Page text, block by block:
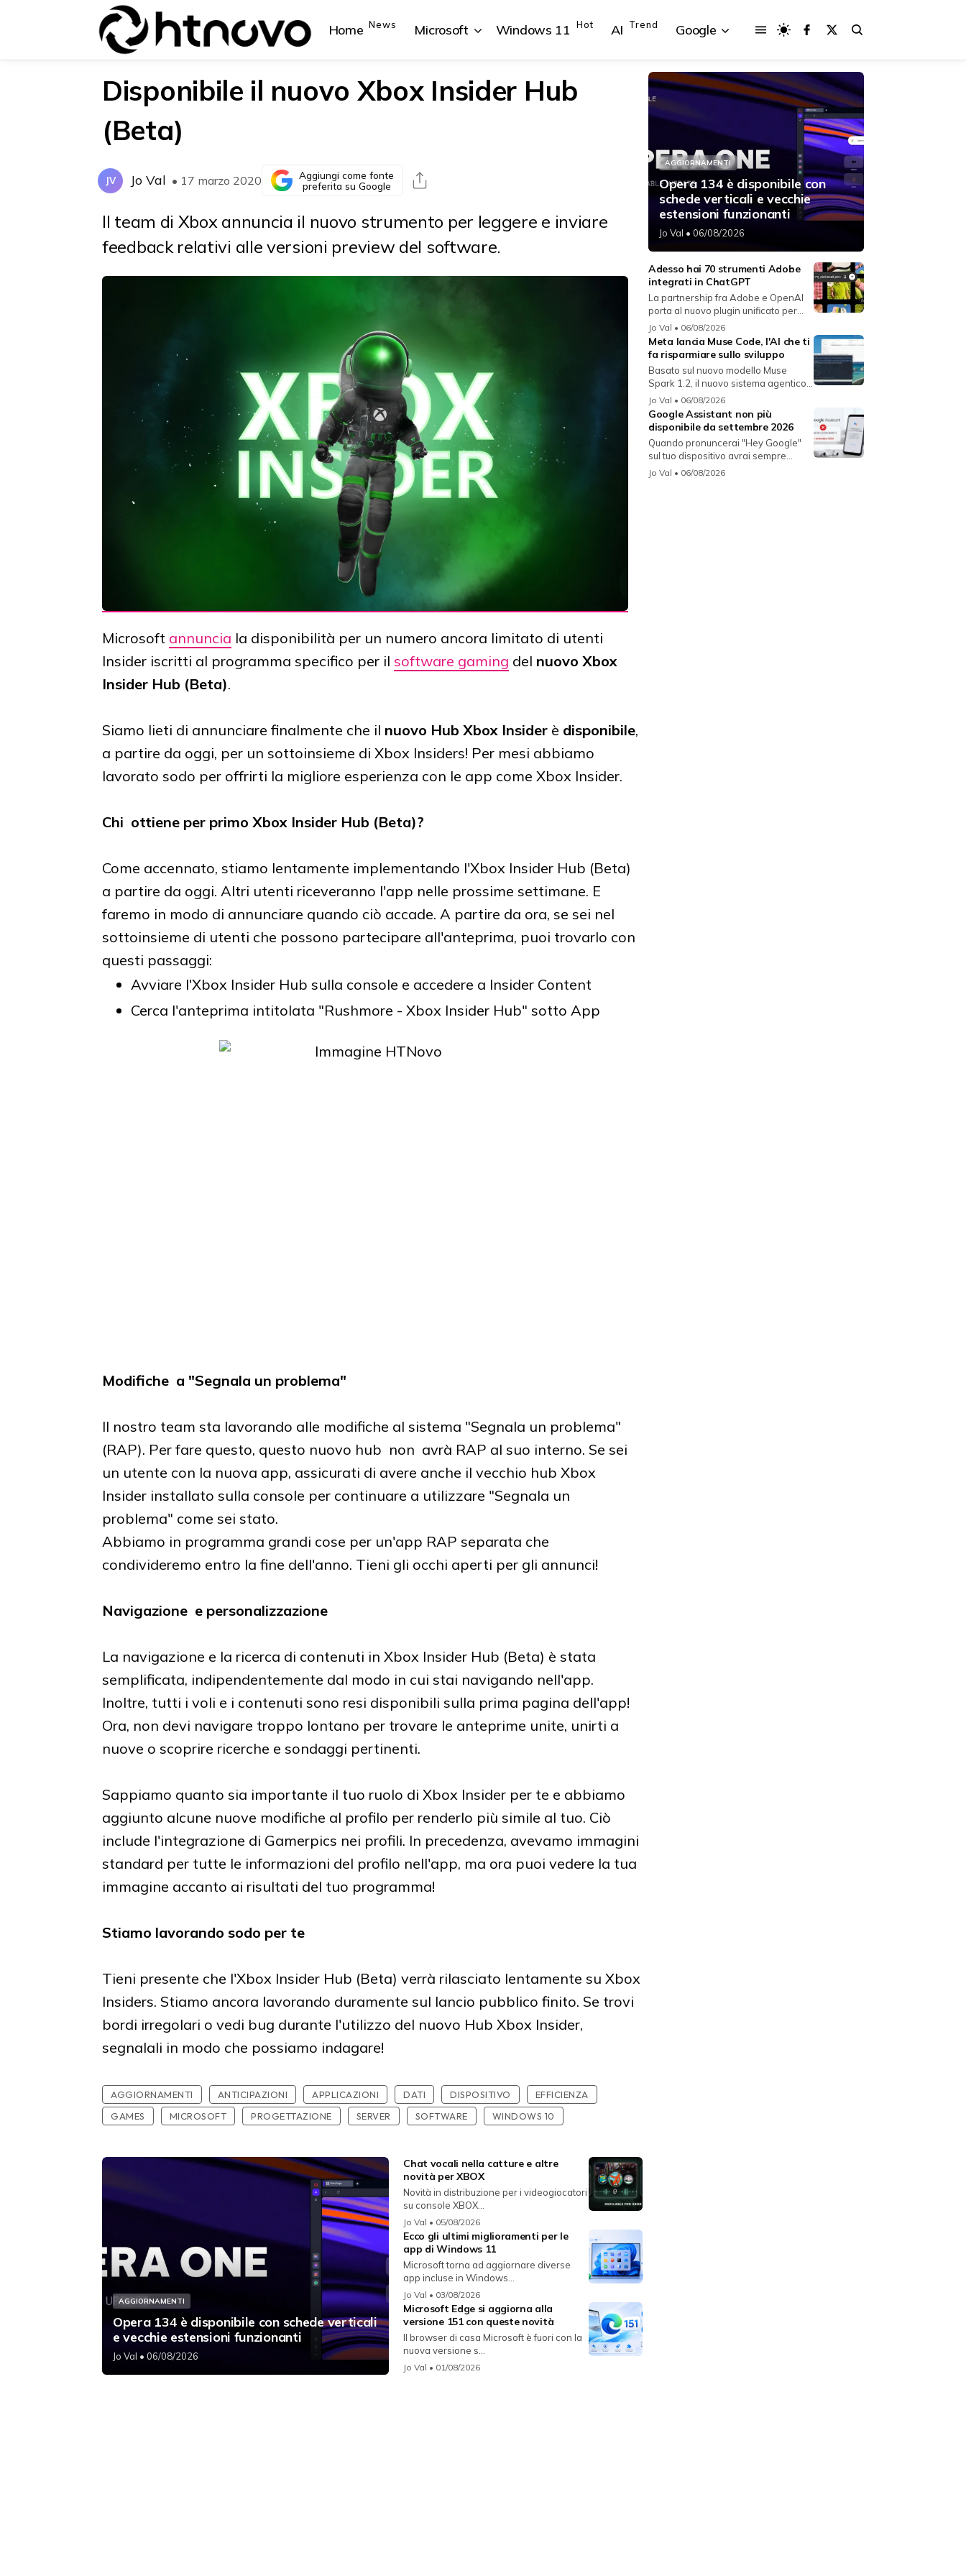
Home News Microsoft
{{POSTS[0].LABEL}} {{POSTS[3].LABEL}}
{{posts[3].title}}
Windows 11 Hot AI Trend Google
{{POSTS[0].LABEL}} {{POSTS[3].LABEL}}
{{posts[3].title}}
Disponibile il nuovo Xbox Insider Hub
(Beta)
JV Jo Val • 17 marzo 2020
Aggiungi come fonte
preferita su Google
Il team di Xbox annuncia il nuovo strumento per leggere e inviare
feedback relativi alle versioni preview del software.
Microsoft annuncia la disponibilità per un numero ancora limitato di utenti
Insider iscritti al programma specifico per il software gaming del nuovo Xbox
Insider Hub (Beta).
Siamo lieti di annunciare finalmente che il nuovo Hub Xbox Insider è disponibile,
a partire da oggi, per un sottoinsieme di Xbox Insiders! Per mesi abbiamo
lavorato sodo per offrirti la migliore esperienza con le app come Xbox Insider.
Chi ottiene per primo Xbox Insider Hub (Beta)?
Come accennato, stiamo lentamente implementando l'Xbox Insider Hub (Beta)
a partire da oggi. Altri utenti riceveranno l'app nelle prossime settimane. E
faremo in modo di annunciare quando ciò accade. A partire da ora, se sei nel
sottoinsieme di utenti che possono partecipare all'anteprima, puoi trovarlo con
questi passaggi:
Avviare l'Xbox Insider Hub sulla console e accedere a Insider Content
Cerca l'anteprima intitolata "Rushmore - Xbox Insider Hub" sotto App
Modifiche a "Segnala un problema"
Il nostro team sta lavorando alle modifiche al sistema "Segnala un problema"
(RAP). Per fare questo, questo nuovo hub non avrà RAP al suo interno. Se sei
un utente con la nuova app, assicurati di avere anche il vecchio hub Xbox
Insider installato sulla console per continuare a utilizzare "Segnala un
problema" come sei stato.
Abbiamo in programma grandi cose per un'app RAP separata che
condivideremo entro la fine dell'anno. Tieni gli occhi aperti per gli annunci!
Navigazione e personalizzazione
La navigazione e la ricerca di contenuti in Xbox Insider Hub (Beta) è stata
semplificata, indipendentemente dal modo in cui stai navigando nell'app.
Inoltre, tutti i voli e i contenuti sono resi disponibili sulla prima pagina dell'app!
Ora, non devi navigare troppo lontano per trovare le anteprime unite, unirti a
nuove o scoprire ricerche e sondaggi pertinenti.
Sappiamo quanto sia importante il tuo ruolo di Xbox Insider per te e abbiamo
aggiunto alcune nuove modifiche al profilo per renderlo più simile al tuo. Ciò
include l'integrazione di Gamerpics nei profili. In precedenza, avevamo immagini
standard per tutte le informazioni del profilo nell'app, ma ora puoi vedere la tua
immagine accanto ai risultati del tuo programma!
Stiamo lavorando sodo per te
Tieni presente che l'Xbox Insider Hub (Beta) verrà rilasciato lentamente su Xbox
Insiders. Stiamo ancora lavorando duramente sul lancio pubblico finito. Se trovi
bordi irregolari o vedi bug durante l'utilizzo del nuovo Hub Xbox Insider,
segnalali in modo che possiamo indagare!
AGGIORNAMENTI ANTICIPAZIONI APPLICAZIONI DATI DISPOSITIVO
EFFICIENZA
GAMES
MICROSOFT PROGETTAZIONE SERVER SOFTWARE WINDOWS 10
AGGIORNAMENTI
Opera 134 è disponibile con schede verticali
e vecchie estensioni funzionanti
Jo Val • 06/08/2026
Chat vocali nella catture e altre
novità per XBOX
Novità in distribuzione per i videogiocatori
su console XBOX...
Jo Val • 05/08/2026
Ecco gli ultimi miglioramenti per le
app di Windows 11
Microsoft torna ad aggiornare diverse
app incluse in Windows...
Jo Val • 03/08/2026
Microsoft Edge si aggiorna alla
versione 151 con queste novità
Il browser di casa Microsoft è fuori con la
nuova versione s...
Jo Val • 01/08/2026
AGGIORNAMENTI
Opera 134 è disponibile con
schede verticali e vecchie
estensioni funzionanti
Jo Val • 06/08/2026
Adesso hai 70 strumenti Adobe
integrati in ChatGPT
La partnership fra Adobe e OpenAI
porta al nuovo plugin unificato per...
Jo Val • 06/08/2026
Meta lancia Muse Code, l'AI che ti
fa risparmiare sullo sviluppo
Basato sul nuovo modello Muse
Spark 1.2, il nuovo sistema agentico
fun...
Jo Val • 06/08/2026
Google Assistant non più
disponibile da settembre 2026
Quando pronuncerai "Hey Google"
sul tuo dispositivo avrai sempre
Gemin...
Jo Val • 06/08/2026